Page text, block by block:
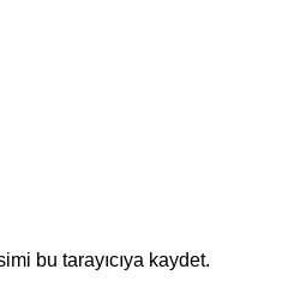
bu tarayıcıya kaydet.